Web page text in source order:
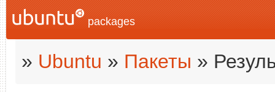
packages
» Ubuntu » Пакеты »